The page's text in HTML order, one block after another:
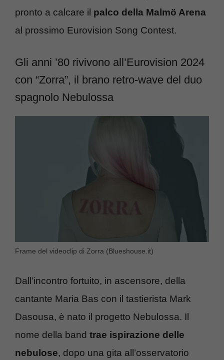
pronto a calcare il palco della Malmö Arena
al prossimo Eurovision Song Contest.
Gli anni ’80 rivivono all’Eurovision 2024
con “Zorra”, il brano retro-wave del duo
spagnolo Nebulossa
Frame del videoclip di Zorra (Blueshouse.it)
Dall’incontro fortuito, in ascensore, della
cantante Maria Bas con il tastierista Mark
Dasousa, è nato il progetto Nebulossa. Il
nome della band trae ispirazione delle
nebulose, dopo una gita all’osservatorio